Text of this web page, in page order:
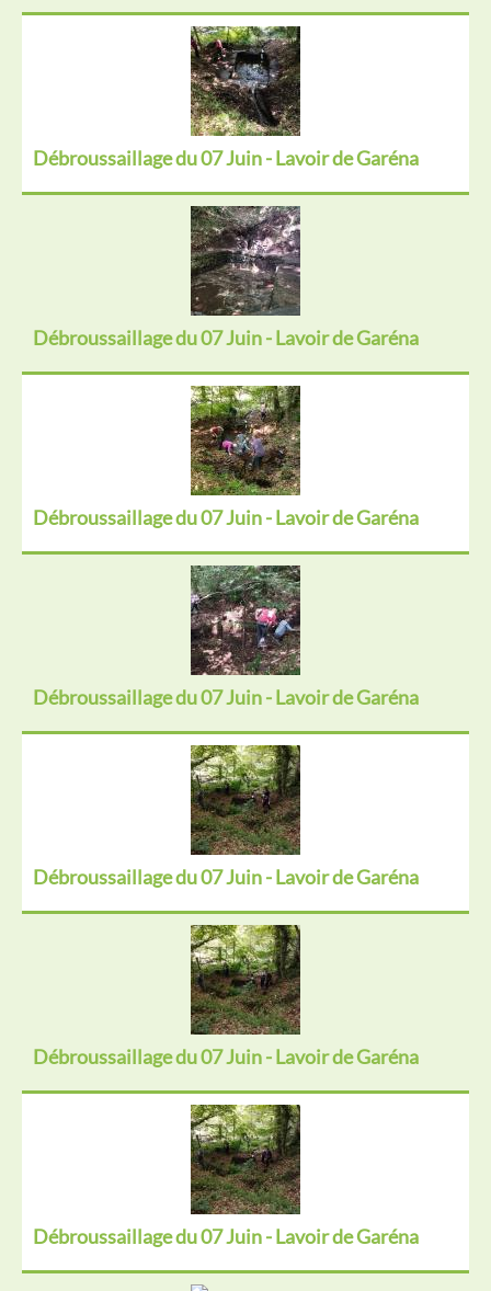
Débroussaillage du 07 Juin - Lavoir de Garéna
Débroussaillage du 07 Juin - Lavoir de Garéna
Débroussaillage du 07 Juin - Lavoir de Garéna
Débroussaillage du 07 Juin - Lavoir de Garéna
Débroussaillage du 07 Juin - Lavoir de Garéna
Débroussaillage du 07 Juin - Lavoir de Garéna
Débroussaillage du 07 Juin - Lavoir de Garéna